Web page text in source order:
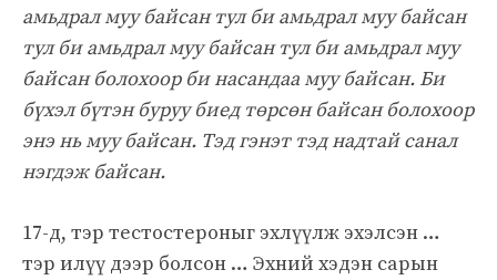
амьдрал муу байсан тул би амьдрал муу байсан
тул би амьдрал муу байсан тул би амьдрал муу
байсан болохоор би насандаа муу байсан. Би
бүхэл бүтэн буруу биед төрсөн байсан болохоор
энэ нь муу байсан. Тэд гэнэт тэд надтай санал
нэгдэж байсан.
17-д, тэр тестостероныг эхлүүлж эхэлсэн …
тэр илүү дээр болсон … Эхний хэдэн сарын